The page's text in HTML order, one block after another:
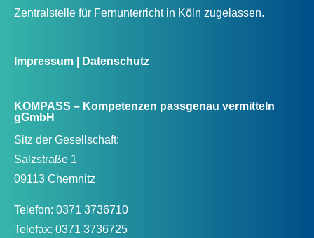
Zentralstelle für Fernunterricht in Köln zugelassen.
Impressum| Datenschutz
KOMPASS – Kompetenzen passgenau vermitteln
gGmbH
Sitz der Gesellschaft:
Salzstraße 1
09113 Chemnitz
Telefon: 0371 3736710
Telefax: 0371 3736725